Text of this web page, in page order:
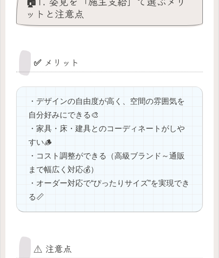
ットと注意点
✅ メリット
・デザインの自由度が高く、空間の雰囲気を
自分好みにできる🎨
・家具・床・建具とのコーディネートがしや
すい🪵
・コスト調整ができる（高級ブランド～通販
まで幅広く対応💰）
・オーダー対応で“ぴったりサイズ”を実現でき
る📏
⚠️ 注意点